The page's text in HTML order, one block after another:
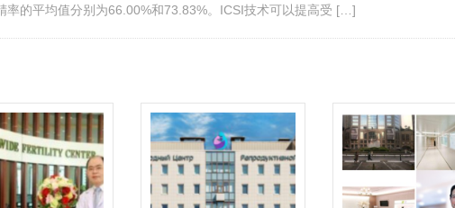
率的平均值分别为66.00%和73.83%。ICSI技术可以提高受 […]